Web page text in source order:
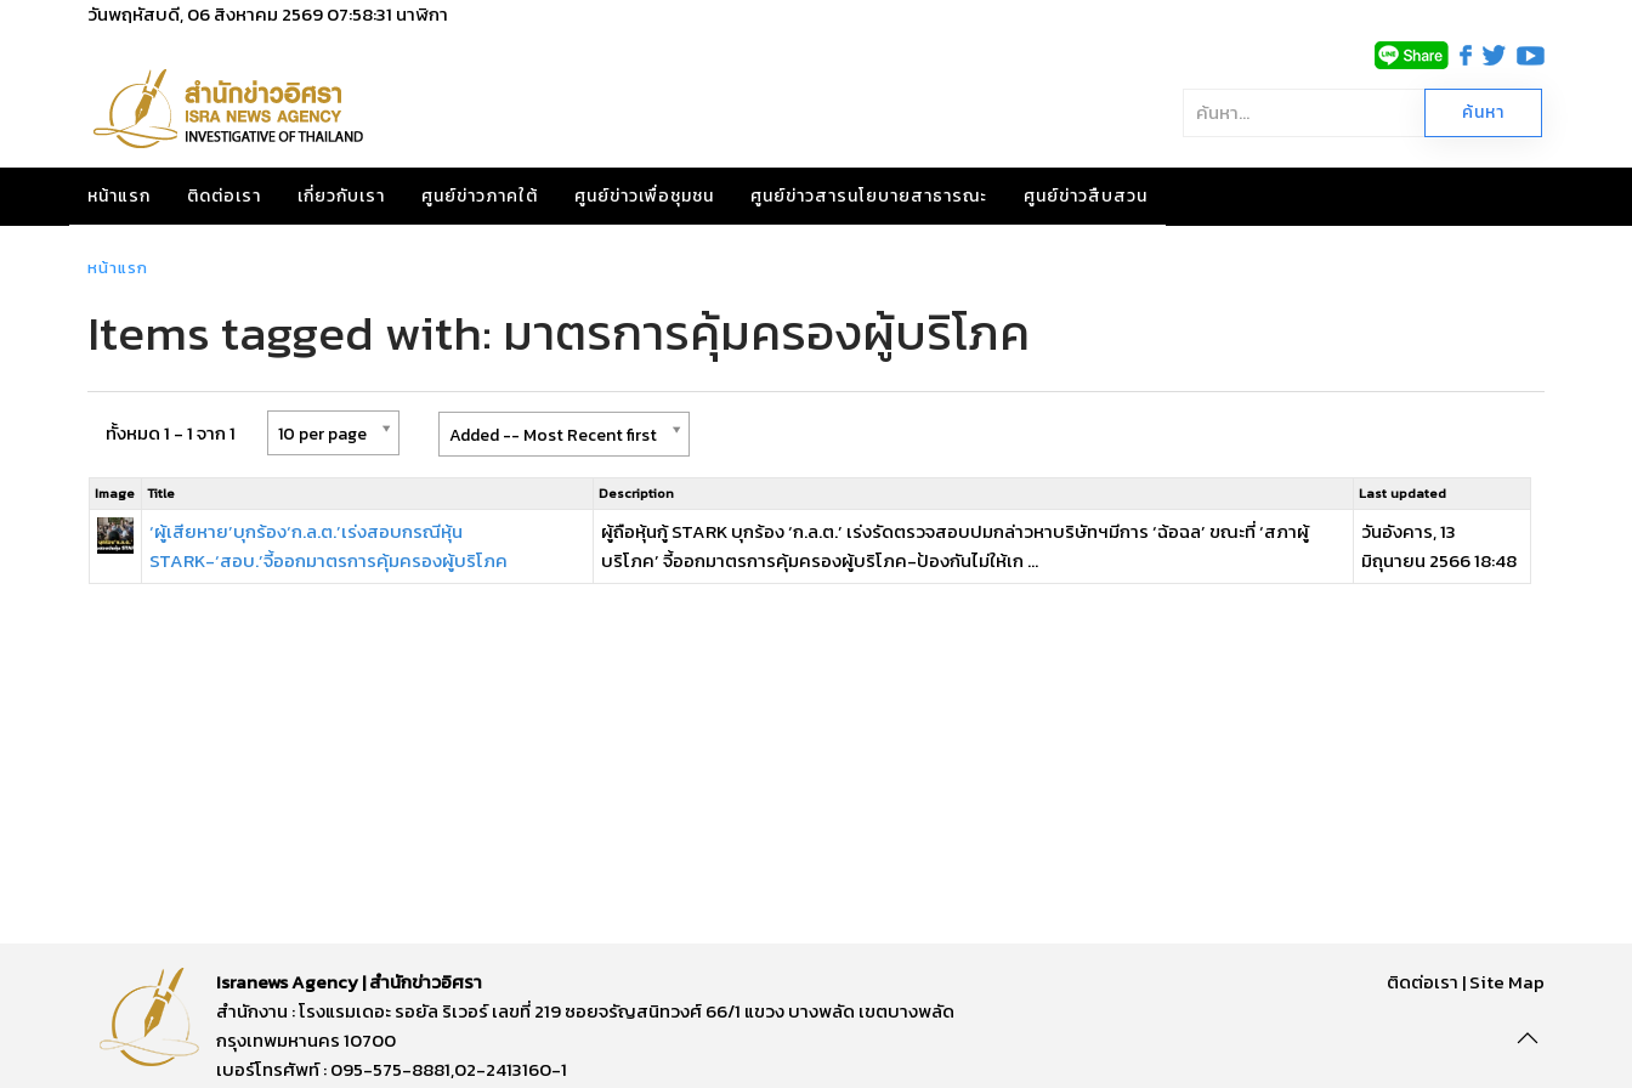
วันพฤหัสบดี, 06 สิงหาคม 256907:58:31 นาฬิกา
หน้าแรก ติดต่อเรา เกี่ยวกับเรา ศูนย์ข่าวภาคใต้ ศูนย์ข่าวเพื่อชุมชน ศูนย์ข่าวสารนโยบายสาธารณะ ศูนย์ข่าวสืบสวน
หน้าแรก
Items tagged with: มาตรการคุ้มครองผู้บริโภค
ทั้งหมด 1 - 1 จาก 1 10 per page Added -- Most Recent first
Image Title Description Last updated
‘ผู้เสียหาย’บุกร้อง‘ก.ล.ต.’เร่งสอบกรณีหุ้น
STARK-‘สอบ.’จี้ออกมาตรการคุ้มครองผู้บริโภค
ผู้ถือหุ้นกู้ STARK บุกร้อง ‘ก.ล.ต.’ เร่งรัดตรวจสอบปมกล่าวหาบริษัทฯมีการ ‘ฉ้อฉล’ ขณะที่ ‘สภาผู้
บริโภค’ จี้ออกมาตรการคุ้มครองผู้บริโภค-ป้องกันไม่ให้เก ...
วันอังคาร, 13
มิถุนายน 2566 18:48
Isranews Agency | สำนักข่าวอิศรา
สำนักงาน : โรงแรมเดอะ รอยัล ริเวอร์ เลขที่ 219 ซอยจรัญสนิทวงศ์ 66/1 แขวง บางพลัด เขตบางพลัด
กรุงเทพมหานคร 10700
เบอร์โทรศัพท์ : 095-575-8881,02-2413160-1
ติดต่อเรา |Site Map